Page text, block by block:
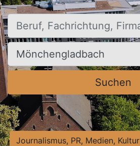
Beruf, Fachrichtung, Firma
Ort, Stadt
Suchen
Journalismus, PR, Medien, Kultur